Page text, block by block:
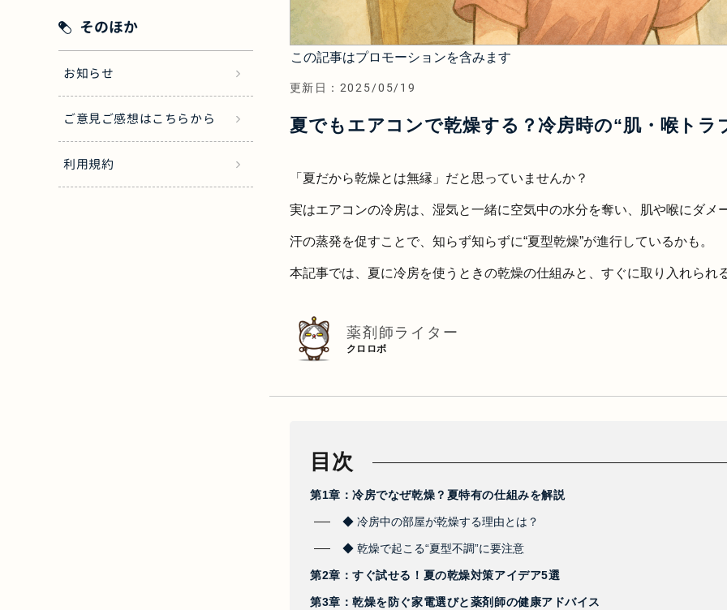
そのほか
お知らせ
ご意見ご感想はこちらから
利用規約
この記事はプロモーションを含みます
更新日： 2025/05/19
夏でもエアコンで乾燥する？冷房時の“肌・喉トラ
「夏だから乾燥とは無縁」だと思っていませんか？
実はエアコンの冷房は、湿気と一緒に空気中の水分を奪い、肌や喉にダメ
汗の蒸発を促すことで、知らず知らずに“夏型乾燥”が進行しているかも。
本記事では、夏に冷房を使うときの乾燥の仕組みと、すぐに取り入れられ
薬剤師ライター
クロロボ
目次
第1章：冷房でなぜ乾燥？夏特有の仕組みを解説
◆ 冷房中の部屋が乾燥する理由とは？
◆ 乾燥で起こる“夏型不調”に要注意
第2章：すぐ試せる！夏の乾燥対策アイデア5選
第3章：乾燥を防ぐ家電選びと薬剤師の健康アドバイス